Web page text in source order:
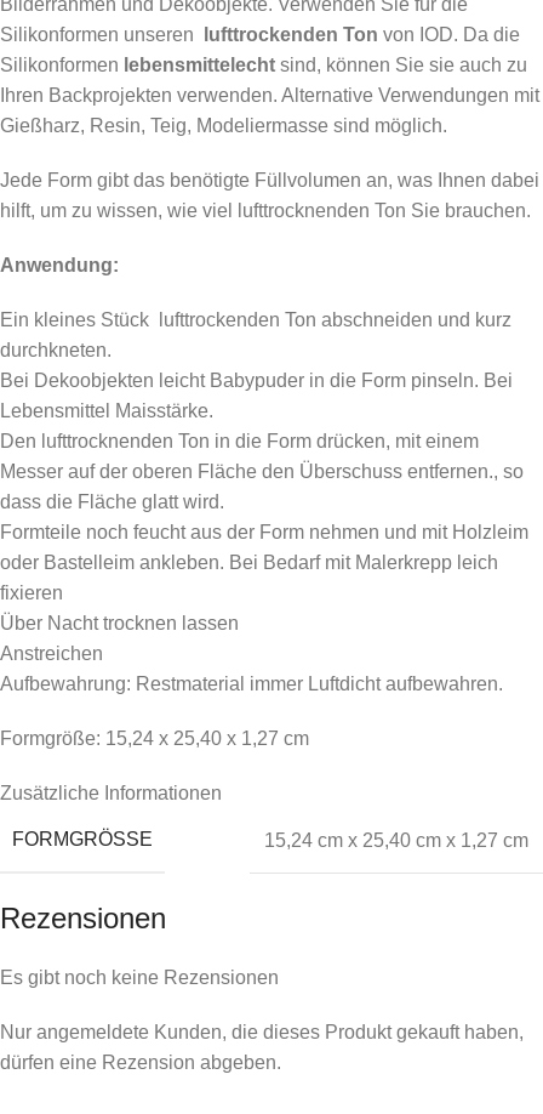
Bilderrahmen und Dekoobjekte. Verwenden Sie für die
Silikonformen unseren
lufttrockenden Ton von IOD. Da die
Silikonformen lebensmittelecht sind, können Sie sie auch zu
Ihren Backprojekten verwenden. Alternative Verwendungen mit
Gießharz, Resin, Teig, Modeliermasse sind möglich.
Jede Form gibt das benötigte Füllvolumen an, was Ihnen dabei
hilft, um zu wissen, wie viel lufttrocknenden Ton Sie brauchen.
Anwendung:
Ein kleines Stück lufttrockenden Ton abschneiden und kurz
durchkneten.
Bei Dekoobjekten leicht Babypuder in die Form pinseln. Bei
Lebensmittel Maisstärke.
Den lufttrocknenden Ton in die Form drücken, mit einem
Messer auf der oberen Fläche den Überschuss entfernen., so
dass die Fläche glatt wird.
Formteile noch feucht aus der Form nehmen und mit Holzleim
oder Bastelleim ankleben. Bei Bedarf mit Malerkrepp leich
fixieren
Über Nacht trocknen lassen
Anstreichen
Aufbewahrung: Restmaterial immer Luftdicht aufbewahren.
Formgröße: 15,24 x 25,40 x 1,27 cm
Zusätzliche Informationen
FORMGRÖSSE 15,24 cm x 25,40 cm x 1,27 cm
Rezensionen
Es gibt noch keine Rezensionen
Nur angemeldete Kunden, die dieses Produkt gekauft haben,
dürfen eine Rezension abgeben.